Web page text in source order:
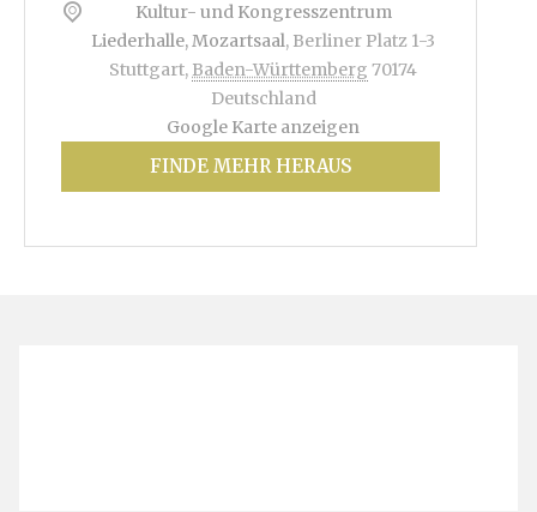
Kultur- und Kongresszentrum
Liederhalle, Mozartsaal, Berliner Platz 1-3
Stuttgart, Baden-Württemberg 70174
Deutschland
Google Karte anzeigen
FINDE MEHR HERAUS